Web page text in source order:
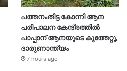
പത്തനംതിട്ട കോന്നി ആന
പരിപാലന കേന്ദ്രത്തിൽ
പാപ്പാന് ആനയുടെ കുത്തേറ്റു,
ദാരുണാന്ത്യം
7 hours ago